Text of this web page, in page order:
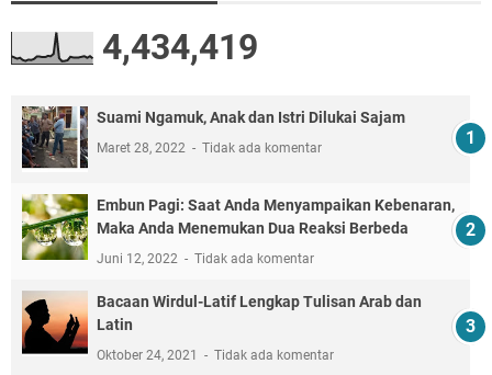
4,434,419
Suami Ngamuk, Anak dan Istri Dilukai Sajam
Maret 28, 2022 Tidak ada komentar
Embun Pagi: Saat Anda Menyampaikan Kebenaran,
Maka Anda Menemukan Dua Reaksi Berbeda
Juni 12, 2022 Tidak ada komentar
Bacaan Wirdul-Latif Lengkap Tulisan Arab dan
Latin
Oktober 24, 2021 Tidak ada komentar